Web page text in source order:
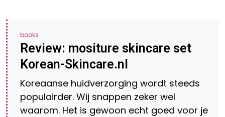
books
Review: mositure skincare set
Korean-Skincare.nl
Koreaanse huidverzorging wordt steeds
populairder. Wij snappen zeker wel
waarom. Het is gewoon echt goed voor je